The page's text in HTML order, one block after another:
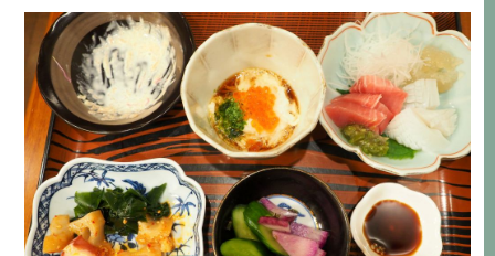
前每週飛四天，飛行時間可能變動，請參閱官網時刻表 去程:
BR118 台 […]…